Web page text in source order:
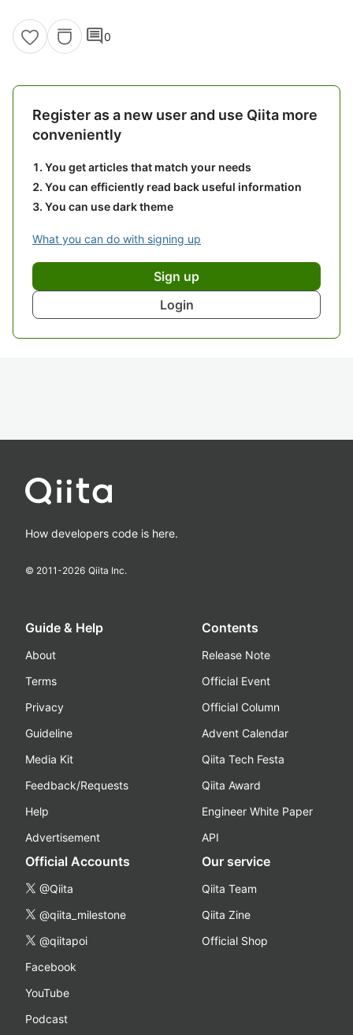
comment0
Register as a new user and use Qiita more
conveniently
You get articles that match your needs
You can efficiently read back useful information
You can use dark theme
What you can do with signing up
Sign up
Login
How developers code is here.
© 2011-2026 Qiita Inc.
Guide & Help
About
Terms
Privacy
Guideline
Media Kit
Feedback/Requests
Help
Advertisement
Contents
Release Note
Official Event
Official Column
Advent Calendar
Qiita Tech Festa
Qiita Award
Engineer White Paper
API
Official Accounts
@Qiita
@qiita_milestone
@qiitapoi
Facebook
YouTube
Podcast
Our service
Qiita Team
Qiita Zine
Official Shop